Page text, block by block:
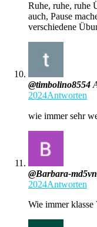
Ruhe, ruhe, ruhe
auch, Pause
verschiedene
@timbolino8554
2024Antworten
wie immer sehr
@Barbara-md5vn
2024Antworten
Wie immer klasse